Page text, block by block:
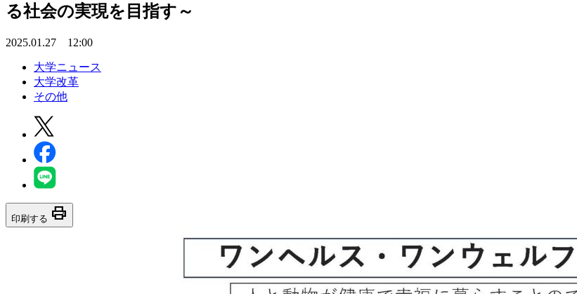
る社会の実現を目指す～
2025.01.27 12:00
大学ニュース
大学改革
その他
印刷する print